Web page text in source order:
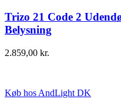
Trizo 21 Code 2
Belysning
2.859,00 kr.
Køb hos AndLight DK